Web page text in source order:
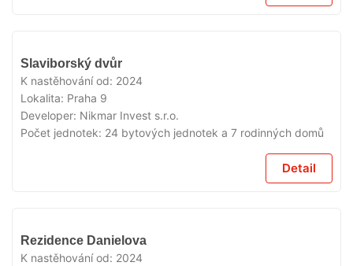
Slaviborský dvůr
K nastěhování od: 2024
Lokalita: Praha 9
Developer: Nikmar Invest s.r.o.
Počet jednotek: 24 bytových jednotek a 7 rodinných domů
Detail
Rezidence Danielova
K nastěhování od: 2024